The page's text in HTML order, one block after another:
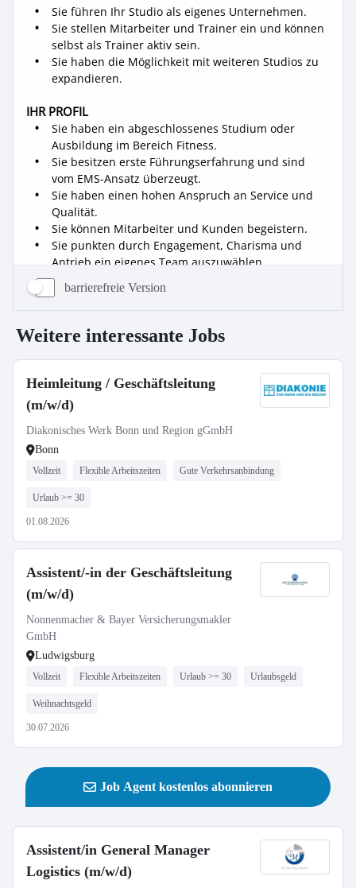
barrierefreie Version
Weitere interessante Jobs
Heimleitung / Geschäftsleitung
(m/w/d)
Diakonisches Werk Bonn und Region gGmbH
Bonn
Vollzeit Flexible Arbeitszeiten Gute Verkehrsanbindung
Urlaub >= 30
01.08.2026
Assistent/-in der Geschäftsleitung
(m/w/d)
Nonnenmacher & Bayer Versicherungsmakler
GmbH
Ludwigsburg
Vollzeit Flexible Arbeitszeiten Urlaub >= 30 Urlaubsgeld
Weihnachtsgeld
30.07.2026
Job Agent kostenlos abonnieren
Assistent/in General Manager
Logistics (m/w/d)